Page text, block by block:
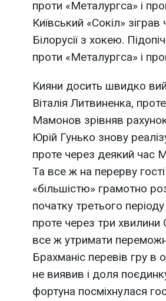
проти «Металургса» і
Київський «Сокіл»
Білорусії з хокею.
проти «Металургса» і
Кияни досить швидко
Віталія Литвиненка,
Мамонов зрівняв
Юрій Гунько знову
проте через деякий час
Та все ж на перерву
«більшістю» грамотно
початку третього
проте через три
все ж утримати
Брахманіс перевів гру
не виявив і доля
фортуна посміхнулася